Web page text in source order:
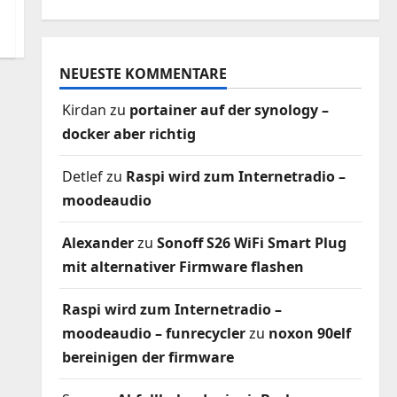
NEUESTE KOMMENTARE
Kirdan zu portainer auf der synology –
docker aber richtig
Detlefzu Raspi wird zum Internetradio –
moodeaudio
Alexanderzu Sonoff S26 WiFi Smart Plug
mit alternativer Firmware flashen
Raspi wird zum Internetradio –
moodeaudio – funrecyclerzu noxon 90elf
bereinigen der firmware